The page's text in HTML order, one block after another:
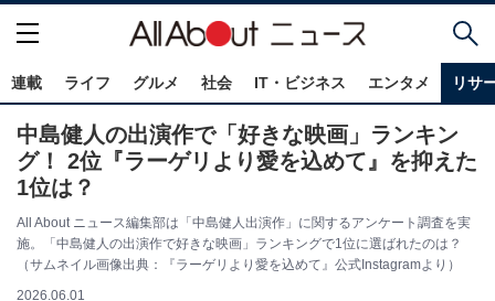
連載 ライフ グルメ 社会 IT・ビジネス エンタメ リサ
中島健人の出演作で「好きな映画」ランキン
グ！ 2位『ラーゲリより愛を込めて』を抑えた
1位は？
All About ニュース編集部は「中島健人出演作」に関するアンケート調査を実
施。「中島健人の出演作で好きな映画」ランキングで1位に選ばれたのは？
（サムネイル画像出典：『ラーゲリより愛を込めて』公式Instagramより）
2026.06.01